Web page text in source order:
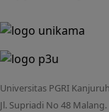
Universitas PGRI
Jl. Supriadi No 48